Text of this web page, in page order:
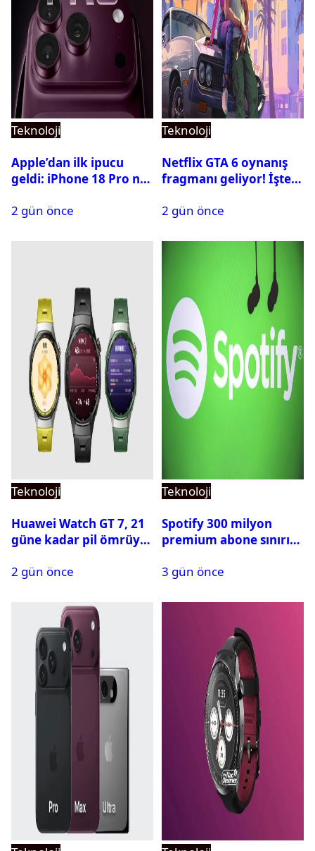
Teknoloji
Apple’dan ilk ipucu
geldi: iPhone 18 Pro ne
2 gün önce
Teknoloji
Netflix GTA 6 oynanış
fragmanı geliyor! İşte
2 gün önce
Teknoloji
Huawei Watch GT 7, 21
güne kadar pil ömrüyle
2 gün önce
Teknoloji
Spotify 300 milyon
premium abone sınırını
3 gün önce